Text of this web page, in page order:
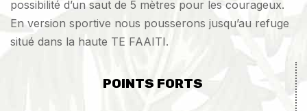
possibilité d’un saut de 5 mètres pour les courageux.
En version sportive nous pousserons jusqu’au refuge
situé dans la haute TE FAAITI.
POINTS FORTS